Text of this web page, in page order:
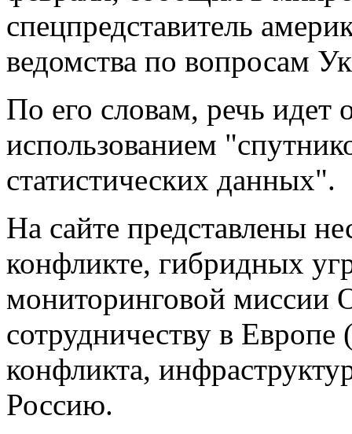
спецпредставитель
ведомства по вопросам
По его словам, речь идет
использованием
статистических данных".
На сайте представлены
конфликте, гибридных
мониторинговой миссии
сотрудничеству в
конфликта,
Россию.